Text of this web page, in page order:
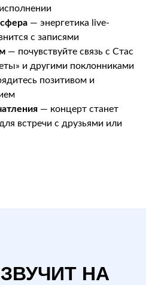
— энергетика live-
с записями
— почувствуйте связь с Стас
и другими поклонниками
позитивом и
— концерт станет
встречи с друзьями или
НА